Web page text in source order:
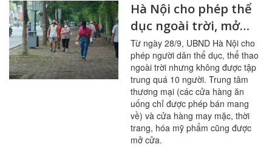
Hà Nội cho phép thể
dục ngoài trời, mở
cửa trung tâm
thương mại, thời
trang, hóa mỹ phẩm
Từ ngày 28/9, UBND Hà Nội cho
phép người dân thể dục, thể thao
ngoài trời nhưng không được tập
trung quá 10 người. Trung tâm
thương mại (các cửa hàng ăn
uống chỉ được phép bán mang
về) và cửa hàng may mặc, thời
trang, hóa mỹ phẩm cũng được
mở cửa.